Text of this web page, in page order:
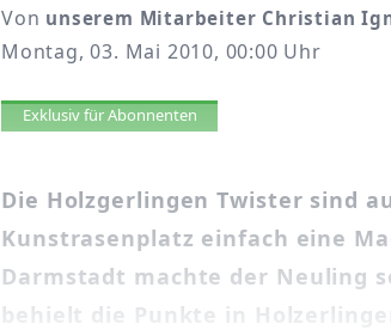
Von unserem Mitarbeiter Christian
Montag, 03. Mai 2010, 00:00 Uhr
Artikel vorlesen
Exklusiv für Abonnenten
Die Holzgerlingen Twister sind
Kunstrasenplatz einfach eine
Darmstadt machte der Neuling
behielt die Punkte in